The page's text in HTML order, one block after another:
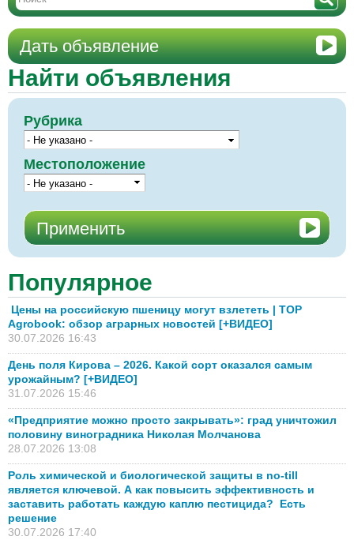
Дать объявление
Найти объявления
Рубрика
Местоположение
Популярное
Цены на российскую пшеницу могут взлететь | TOP
Agrobook: обзор аграрных новостей [+ВИДЕО]
30.07.2026 16:43
День поля Кирова – 2026. Какой сорт оказался самым
урожайным? [+ВИДЕО]
31.07.2026 15:46
«Предприятие можно просто закрывать»: град уничтожил
половину виноградника Николая Молчанова
28.07.2026 13:08
Роль химической и биологической защиты в no-till
является ключевой. А как повысить эффективность и
заставить работать каждую каплю пестицида? Есть
решение
30.07.2026 17:40